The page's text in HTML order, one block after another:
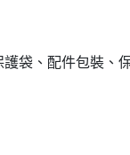
袋、配件包裝、